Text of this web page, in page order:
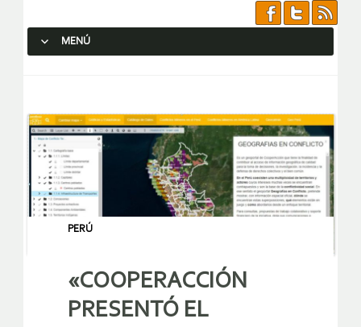
MENÚ
PERÚ
«COOPERACCIÓN
PRESENTÓ EL